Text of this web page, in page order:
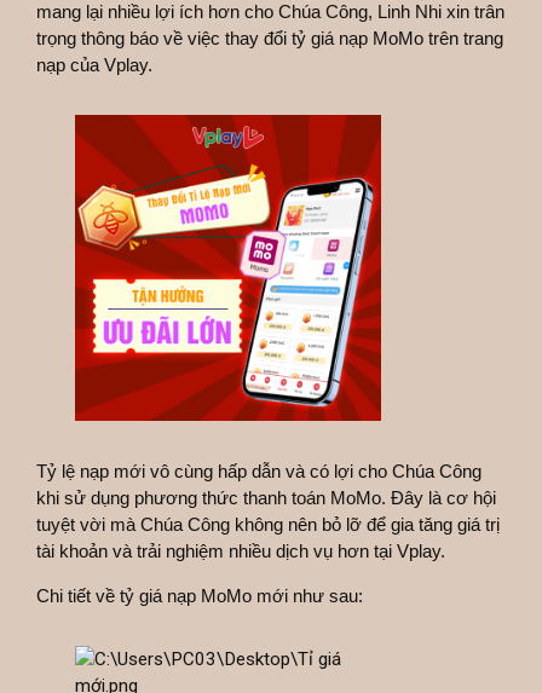
mang lại nhiều lợi ích hơn cho Chúa Công, Linh Nhi xin trân
trọng thông báo về việc thay đổi tỷ giá nạp MoMo trên trang
nạp của Vplay.
Tỷ lệ nạp mới vô cùng hấp dẫn và có lợi cho Chúa Công
khi sử dụng phương thức thanh toán MoMo. Đây là cơ hội
tuyệt vời mà Chúa Công không nên bỏ lỡ để gia tăng giá trị
tài khoản và trải nghiệm nhiều dịch vụ hơn tại Vplay.
Chi tiết về tỷ giá nạp MoMo mới như sau: